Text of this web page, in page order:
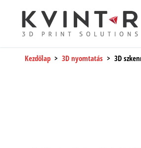
Kezdőlap > 3D nyomtatás > 3D